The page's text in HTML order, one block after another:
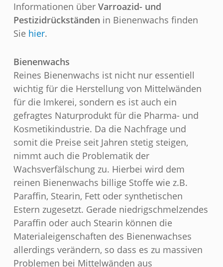
Informationen über Varroazid- und
Pestizidrückständen in Bienenwachs finden
Sie hier.
Bienenwachs
Reines Bienenwachs ist nicht nur essentiell
wichtig für die Herstellung von Mittelwänden
für die Imkerei, sondern es ist auch ein
gefragtes Naturprodukt für die Pharma- und
Kosmetikindustrie. Da die Nachfrage und
somit die Preise seit Jahren stetig steigen,
nimmt auch die Problematik der
Wachsverfälschung zu. Hierbei wird dem
reinen Bienenwachs billige Stoffe wie z.B.
Paraffin, Stearin, Fett oder synthetischen
Estern zugesetzt. Gerade niedrigschmelzendes
Paraffin oder auch Stearin können die
Materialeigenschaften des Bienenwachses
allerdings verändern, so dass es zu massiven
Problemen bei Mittelwänden aus